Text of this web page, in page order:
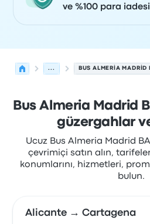
ve %100 para iadesi
... BUS ALMERIA MADRID
Bus Almeria Madrid
güzergahlar
Ucuz Bus Almeria Madrid
çevrimiçi satın alın,
konumlarını, hizmetleri,
bulun.
Alicante → Cartagena